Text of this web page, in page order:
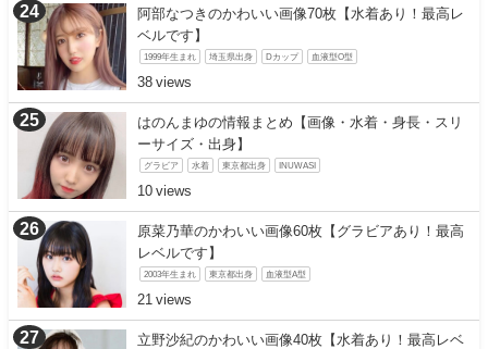
阿部なつきのかわいい画像70枚【水着あり！最高レ
ベルです】
1999年生まれ 埼玉県出身 Dカップ 血液型O型
38
はのんまゆの情報まとめ【画像・水着・身長・スリ
ーサイズ・出身】
グラビア 水着 東京都出身 INUWASI
10
原菜乃華のかわいい画像60枚【グラビアあり！最高
レベルです】
2003年生まれ 東京都出身 血液型A型
21
立野沙紀のかわいい画像40枚【水着あり！最高レベ